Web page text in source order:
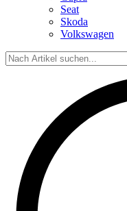
Seat
Skoda
Volkswagen